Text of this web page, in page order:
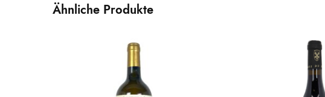
Ähnliche Produkte